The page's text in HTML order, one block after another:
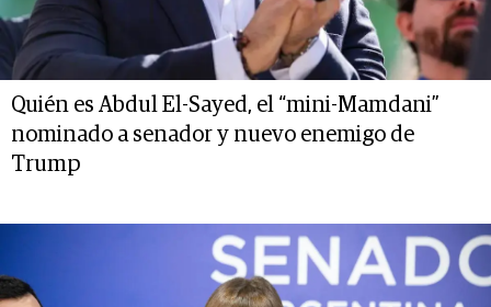
Quién es Abdul El-Sayed, el “mini-Mamdani”
nominado a senador y nuevo enemigo de
Trump